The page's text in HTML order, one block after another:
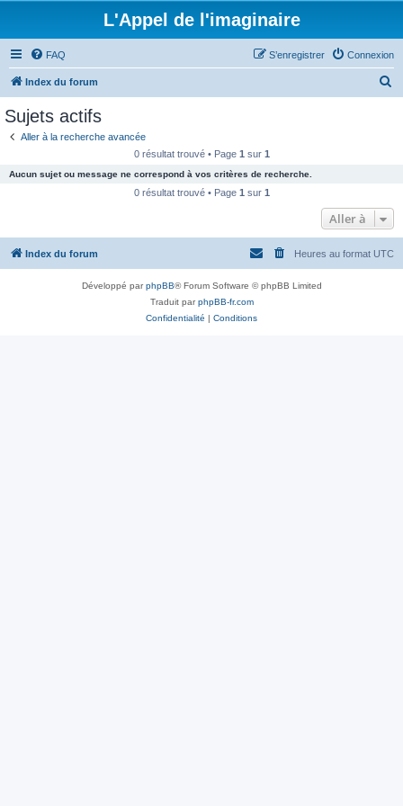
L'Appel de l'imaginaire
FAQ Connexion
S’enregistrer
Index du forum
c
e
Sujets actifs
Aller à la recherche avancée
0 résultat trouvé • Page 1 sur 1
Aucun sujet ou message ne correspond à vos critères de recherche.
0 résultat trouvé • Page 1 sur 1
Aller à
Index du forum Heures au format UTC
Développé parphpBB® Forum Software © phpBB Limited
Traduit parphpBB-fr.com
Confidentialité | Conditions